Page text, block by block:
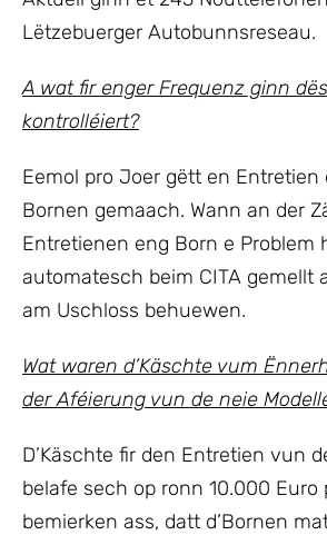
Lëtzebuerger Autobunnsreseau.
A wat fir enger Frequenz ginn
kontrolléiert?
Eemol pro Joer gëtt en Entretien
Bornen gemaach. Wann an der
Entretienen eng Born e Problem
automatesch beim CITA gemellt
am Uschloss behuewen.
Wat waren d’Käschte vum
der Aféierung vun de neie
D’Käschte fir den Entretien vun
belafe sech op ronn 10.000 Euro
bemierken ass, datt d’Bornen